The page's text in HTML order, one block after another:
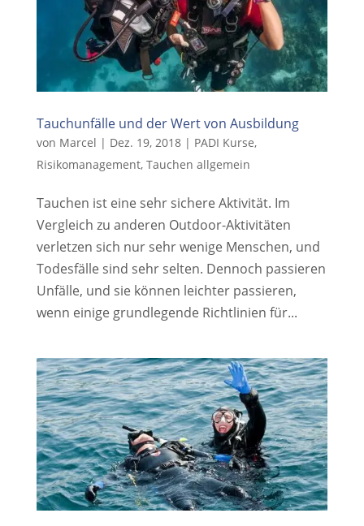
Tauchunfälle und der Wert von Ausbildung
von Marcel | Dez. 19, 2018| PADI Kurse,
Risikomanagement, Tauchen allgemein
Tauchen ist eine sehr sichere Aktivität. Im
Vergleich zu anderen Outdoor-Aktivitäten
verletzen sich nur sehr wenige Menschen, und
Todesfälle sind sehr selten. Dennoch passieren
Unfälle, und sie können leichter passieren,
wenn einige grundlegende Richtlinien für...